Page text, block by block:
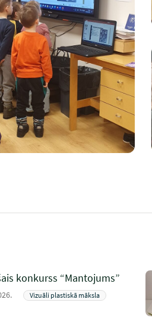
konkurss “Mantojums”
Vizuāli plastiskā māksla